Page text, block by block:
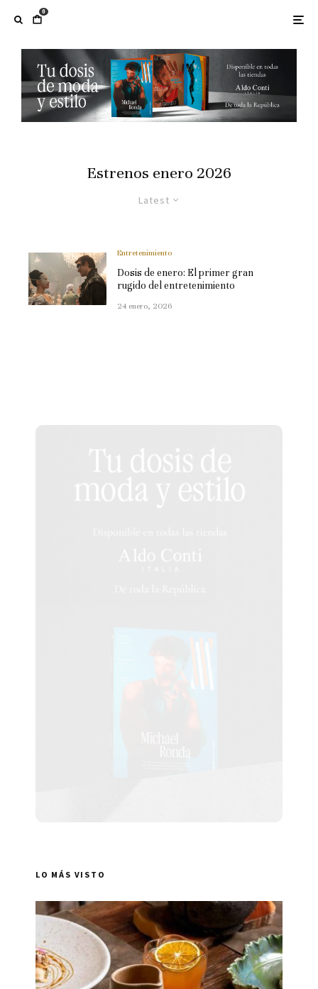
0
Estrenos enero 2026
Latest
Entretenimiento
Dosis de enero: El primer gran
rugido del entretenimiento
24 enero, 2026
LO MÁS VISTO